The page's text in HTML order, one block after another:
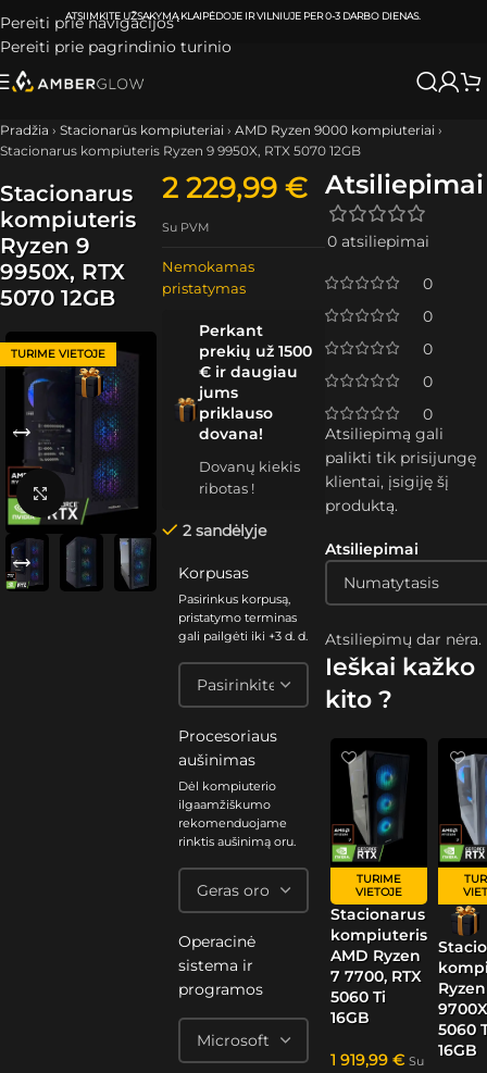
Pereiti prie navigacijos
Pereiti prie pagrindinio turinio
ATSIIMKITE UŽSAKYMĄKLAIPĖDOJE IR VILNIUJE PER0-3 DARBO DIENAS.
Pradžia › Stacionarūs kompiuteriai › AMD Ryzen 9000 kompiuteriai ›
Stacionarus kompiuteris Ryzen 9 9950X, RTX 5070 12GB
Stacionarus
kompiuteris
Ryzen 9
9950X, RTX
5070 12GB
TURIME VIETOJE
Spustelėkite, kad padidintumėte
2 229,99€
Su PVM
Nemokamas
pristatymas
Perkant
prekių už 1500
€ ir daugiau
jums
priklauso
dovana!
Dovanų kiekis
ribotas !
2 sandėlyje
Korpusas
Pasirinkus korpusą,
pristatymo terminas
gali pailgėti iki +3 d. d.
Procesoriaus
aušinimas
Dėl kompiuterio
ilgaamžiškumo
rekomenduojame
rinktis aušinimą oru.
Operacinė
sistema ir
programos
Atsiliepimai
0 atsiliepimai
0
0
0
0
0
Atsiliepimai
Atsiliepimų dar nėra.
Atsiliepimą gali
palikti tik prisijungę
klientai, įsigiję šį
produktą.
Ieškai kažko
kito ?
TURIME
VIETOJE
Stacionarus
kompiuteris
AMD Ryzen
7 7700, RTX
5060 Ti
16GB
1 919,99 € Su
5060
16GB